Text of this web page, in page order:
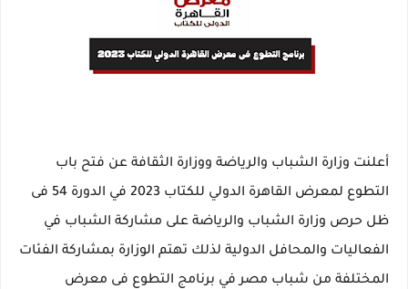
أعلنت وزارة الشباب والرياضة ووزارة الثقافة عن فتح باب
التطوع لمعرض القاهرة الدولي للكتاب 2023 في الدورة 54 فى
ظل حرص وزارة الشباب والرياضة على مشاركة الشباب في
الفعاليات والمحافل الدولية لذلك تهتم الوزارة بمشاركة الفئات
المختلفة من شباب مصر في برنامج التطوع فى معرض